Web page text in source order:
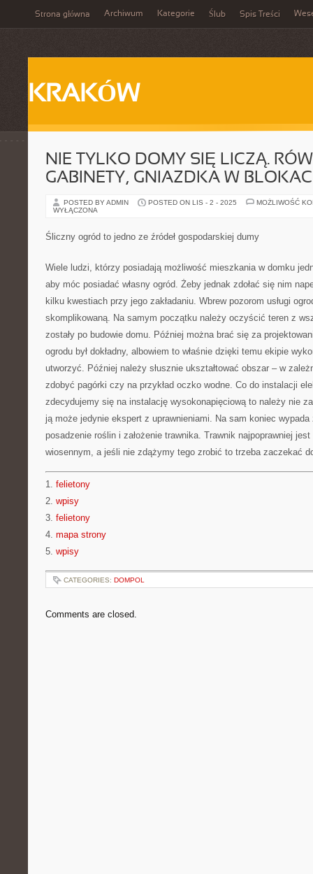
Strona główna Archiwum Kategorie Ślub Spis Treści
KRAKÓW
NIE TYLKO DOMY SIĘ LICZĄ.
GABINETY, GNIAZDKA W
POSTED BY ADMIN POSTED ON LIS - 2 - 2025
MOŻLIWOŚĆ
WYŁĄCZONA
Śliczny ogród to jedno ze źródeł gospodarskiej dumy
Wiele ludzi, którzy posiadają możliwość mieszkania w domku
aby móc posiadać własny ogród. Żeby jednak zdołać się nim
kilku kwestiach przy jego zakładaniu. Wbrew pozorom usługi
skomplikowaną. Na samym początku należy oczyścić teren z
zostały po budowie domu. Później można brać się za
ogrodu był dokładny, albowiem to właśnie dzięki temu ekipie
utworzyć. Później należy słusznie ukształtować obszar – w
zdobyć pagórki czy na przykład oczko wodne. Co do instalacji
zdecydujemy się na instalację wysokonapięciową to należy nie
ją może jedynie ekspert z uprawnieniami. Na sam koniec
posadzenie roślin i założenie trawnika. Trawnik najpoprawniej
wiosennym, a jeśli nie zdążymy tego zrobić to trzeba zaczekać
1. felietony
2. wpisy
3. felietony
4. mapa strony
5. wpisy
CATEGORIES: DOMPOL
Comments are closed.